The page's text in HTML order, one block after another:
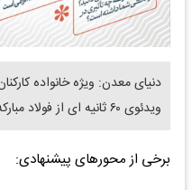
دنیای معدن: ویژه خانواده
ویدئوی ۶۰ ثانیه ای از فولاد مبارکه بگویید.
برخی از محورهای پیشنهادی: